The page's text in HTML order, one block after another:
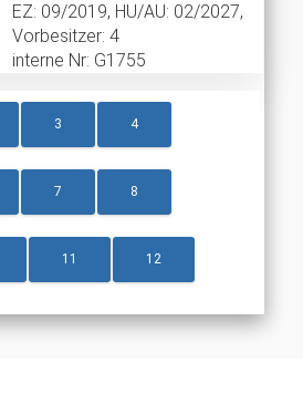
EZ: 09/2019, HU/AU: 02/2027,
Vorbesitzer: 4
interne Nr: G1755
3 4
7 8
11 12